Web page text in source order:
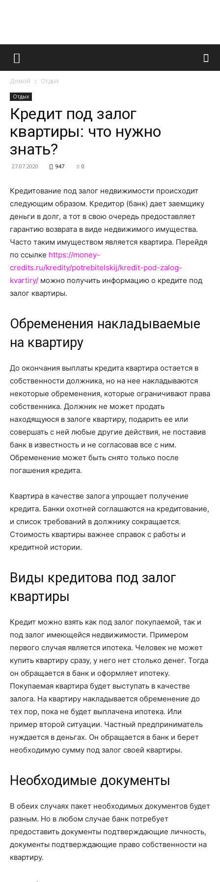
Французский
и
о
нем
Домой Отдых
Отдых
Кредит под залог
квартиры: что нужно
знать?
27.07.2020 947 0
Кредитование под залог недвижимости происходит
следующим образом. Кредитор (банк) дает заемщику
деньги в долг, а тот в свою очередь предоставляет
гарантию возврата в виде недвижимого имущества.
Часто таким имуществом является квартира. Перейдя
по ссылке https://money-
credits.ru/kredity/potrebitelskij/kredit-pod-zalog-
kvartiry/ можно получить информацию о кредите под
залог квартиры.
Обременения накладываемые
на квартиру
До окончания выплаты кредита квартира остается в
собственности должника, но на нее накладываются
некоторые обременения, которые ограничивают права
собственника. Должник не может продать
находящуюся в залоге квартиру, подарить ее или
совершать с ней любые другие действия, не поставив
банк в известность и не согласовав все с ним.
Обременение может быть снято только после
погашения кредита.
Квартира в качестве залога упрощает получение
кредита. Банки охотней соглашаются на кредитование,
и список требований в должнику сокращается.
Стоимость квартиры важнее справок с работы и
кредитной истории.
Виды кредитова под залог
квартиры
Кредит можно взять как под залог покупаемой, так и
под залог имеющейся недвижимости. Примером
первого случая является ипотека. Человек не может
купить квартиру сразу, у него нет столько денег. Тогда
он обращается в банк и оформляет ипотеку.
Покупаемая квартира будет выступать в качестве
залога. На квартиру накладывается обременение до
тех пор, пока не будет выплачена ипотека. Или
пример второй ситуации. Частный предприниматель
нуждается в деньгах. Он обращается в банк и берет
необходимую сумму под залог своей квартиры.
Необходимые документы
В обеих случаях пакет необходимых документов будет
разным. Но в любом случае банк потребует
предоставить документы подтверждающие личность,
документы подтверждающие право собственности на
квартиру.